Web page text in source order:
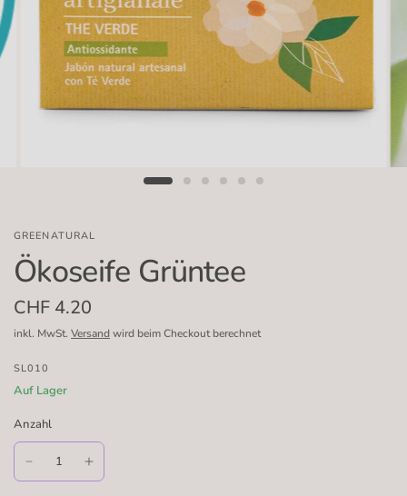
GREENATURAL
Ökoseife Grüntee
CHF 4.20
inkl. MwSt. Versandwird beim Checkout berechnet
SL010
Auf Lager
Anzahl